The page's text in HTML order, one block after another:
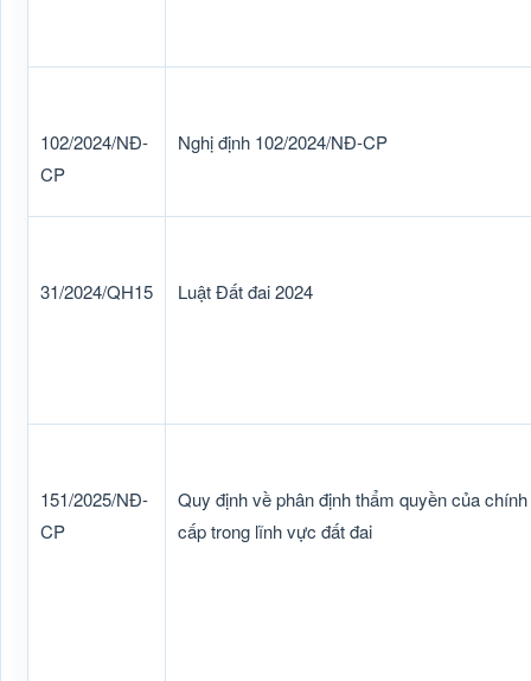
102/2024/NĐ-
CP
Nghị định 102/2024/NĐ-CP
31/2024/QH15 Luật Đất đai 2024
151/2025/NĐ-
CP
Quy định về phân định thẩm quyền của
cấp trong lĩnh vực đất đai